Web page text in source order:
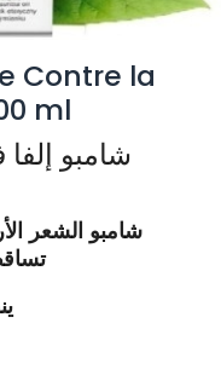
Contre la
ml
شامبو